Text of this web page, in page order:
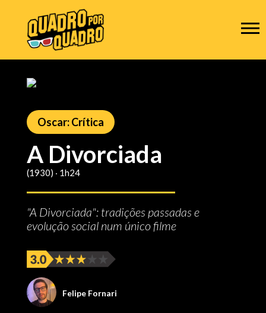
Oscar: Crítica
A Divorciada
(1930) ‧ 1h24
"A Divorciada": tradições passadas e
evolução social num único filme
Felipe Fornari